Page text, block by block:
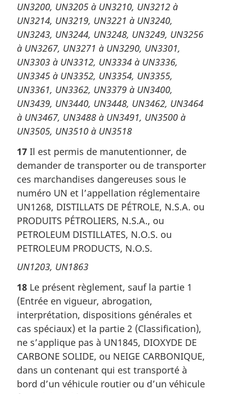
UN3200, UN3205 à UN3210, UN3212 à
UN3214, UN3219, UN3221 à UN3240,
UN3243, UN3244, UN3248, UN3249, UN3256
à UN3267, UN3271 à UN3290, UN3301,
UN3303 à UN3312, UN3334 à UN3336,
UN3345 à UN3352, UN3354, UN3355,
UN3361, UN3362, UN3379 à UN3400,
UN3439, UN3440, UN3448, UN3462, UN3464
à UN3467, UN3488 à UN3491, UN3500 à
UN3505, UN3510 à UN3518
17 Il est permis de manutentionner, de
demander de transporter ou de transporter
ces marchandises dangereuses sous le
numéro UN et l’appellation réglementaire
UN1268, DISTILLATS DE PÉTROLE, N.S.A. ou
PRODUITS PÉTROLIERS, N.S.A., ou
PETROLEUM DISTILLATES, N.O.S. ou
PETROLEUM PRODUCTS, N.O.S.
UN1203, UN1863
18 Le présent règlement, sauf la partie 1
(Entrée en vigueur, abrogation,
interprétation, dispositions générales et
cas spéciaux) et la partie 2 (Classification),
ne s’applique pas à UN1845, DIOXYDE DE
CARBONE SOLIDE, ou NEIGE CARBONIQUE,
dans un contenant qui est transporté à
bord d’un véhicule routier ou d’un véhicule